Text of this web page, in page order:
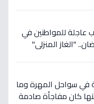
عاجلة للمواطنين في
"الغاز المنزلي"
في سواحل المهرة وما
كان مفاجأة صادمة